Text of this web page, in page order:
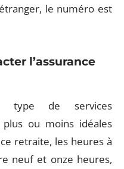
le numéro est
l’assurance
type de services
ou moins idéales
retraite, les heures à
neuf et onze heures,